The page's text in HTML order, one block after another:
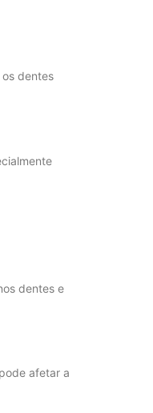
dentes
dentes e
afetar a